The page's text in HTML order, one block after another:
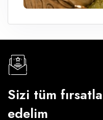
Sizi tüm
edelim